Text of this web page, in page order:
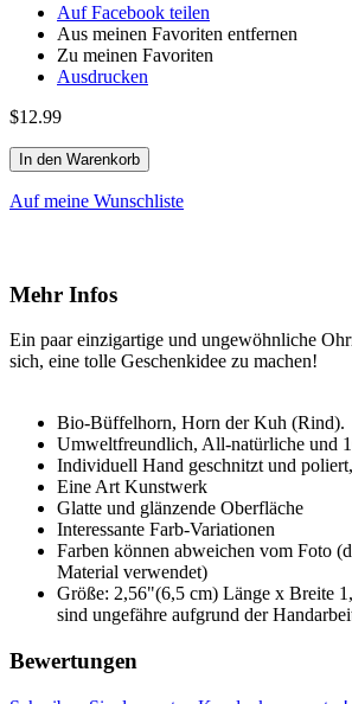
Auf Facebook teilen
Aus meinen Favoriten entfernen
Zu meinen Favoriten
Ausdrucken
$12.99
In den Warenkorb
Auf meine Wunschliste
Mehr Infos
Ein paar einzigartige und ungewöhnliche
sich, eine tolle Geschenkidee zu machen!
Bio-Büffelhorn, Horn der Kuh (Rind).
Umweltfreundlich, All-natürliche und
Individuell Hand geschnitzt und
Eine Art Kunstwerk
Glatte und glänzende Oberfläche
Interessante Farb-Variationen
Farben können abweichen vom Foto
Material verwendet)
Größe: 2,56"(6,5 cm) Länge x Breite
sind ungefähre aufgrund der
Bewertungen